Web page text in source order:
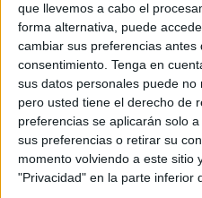
que llevemos a cabo el
forma alternativa, puede
cambiar sus preferencias antes
consentimiento. Tenga en
sus datos personales puede no
pero usted tiene el derecho de
preferencias se aplicarán solo
sus preferencias o retirar su
momento volviendo a este sitio
"Privacidad" en la parte inferior
una idea divertida y
[…]
SEGUIR LEYENDO